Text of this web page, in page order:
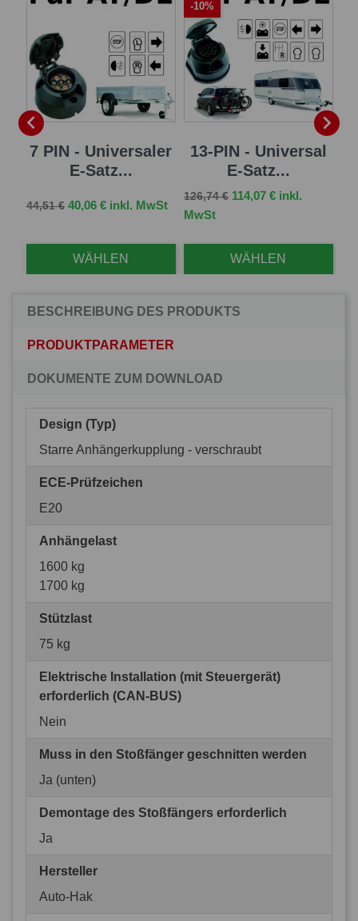

7 PIN - Universaler
E-Satz...
Verkaufspreis
44,51 € Preis
40,06 € inkl. MwSt
WÄHLEN
13-PIN - Universal
E-Satz...
Verkaufspreis
126,74 € Preis
114,07 € inkl.
MwSt
WÄHLEN
-10%

BESCHREIBUNG DES PRODUKTS
PRODUKTPARAMETER
DOKUMENTE ZUM DOWNLOAD
Design (Typ)
Starre Anhängerkupplung - verschraubt
ECE-Prüfzeichen
E20
Anhängelast
1600 kg
1700 kg
Stützlast
75 kg
Elektrische Installation (mit Steuergerät)
erforderlich (CAN-BUS)
Nein
Muss in den Stoßfänger geschnitten werden
Ja (unten)
Demontage des Stoßfängers erforderlich
Ja
Hersteller
Auto-Hak